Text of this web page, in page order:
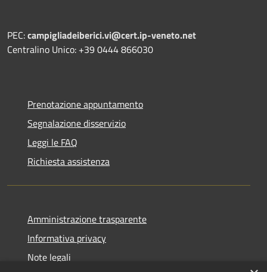
PEC:campigliadeiberici.vi@cert.ip-veneto.net
Centralino Unico: +39 0444 866030
Prenotazione appuntamento
Segnalazione disservizio
Leggi le FAQ
Richiesta assistenza
Amministrazione trasparente
Informativa privacy
Note legali